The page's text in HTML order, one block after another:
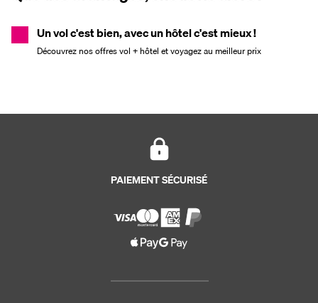
Un vol c'est bien, avec un hôtel c'est mieux !
Découvrez nos offres vol + hôtel et voyagez au meilleur prix
PAIEMENT SÉCURISÉ